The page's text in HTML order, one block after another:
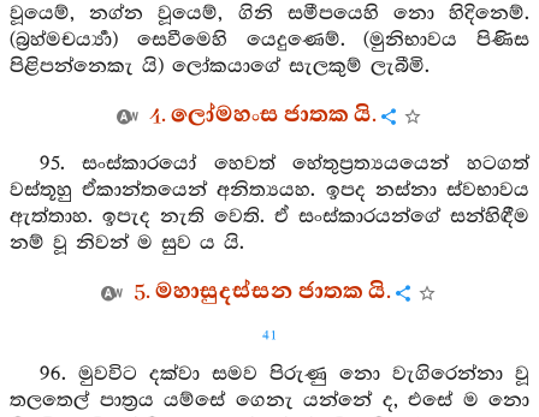
වූයෙම්, නග්න වූයෙම්, ගිනි සමීපයෙහි නො හිදිනෙම්.
(බ්‍රහ්මචර්‍ය්‍යා) සෙවීමෙහි යෙදුණෙම්. (මුනිභාවය පිණිස
පිළිපන්නෙකැ යි) ලෝකයාගේ සැලකුම් ලැබීමි.
4. ලෝමහංස ජාතක යි.
95. සංස්කාරයෝ හෙවත් හේතුප්‍රත්‍යයයෙන් හටගත්
වස්තූහු ඒකාන්තයෙන් අනිත්‍යයහ. ඉපද නස්නා ස්වභාවය
ඇත්තාහ. ඉපැද නැති වෙති. ඒ සංස්කාරයන්ගේ සන්හිඳීම
නම් වූ නිවන් ම සුව ය යි.
5. මහාසුදස්සන ජාතක යි.
41
96. මුවවිට දක්වා සමව පිරුණු නො වැගිරෙන්නා වූ
තලතෙල් පාත්‍රය යම්සේ ගෙනැ යන්නේ ද, එසේ ම නො